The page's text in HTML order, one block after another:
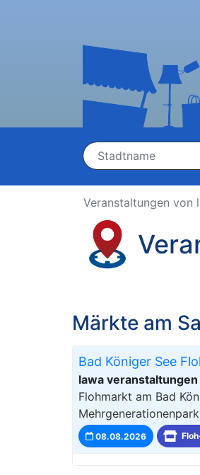
Veranstaltungen von
Märkte am
Bad Königer See
lawa
Flohmarkt am Bad
08.08.2026